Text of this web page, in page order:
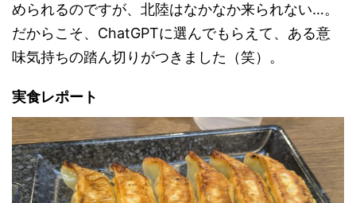
められるのですが、北陸はなかなか来られない…。
だからこそ、ChatGPTに選んでもらえて、ある意
味気持ちの踏ん切りがつきました（笑）。
実食レポート